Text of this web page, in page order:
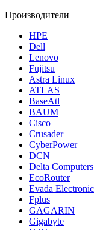
Производители
HPE
Dell
Lenovo
Fujitsu
Astra Linux
ATLAS
BaseAtl
BAUM
Cisco
Crusader
CyberPower
DCN
Delta Computers
EcoRouter
Evada
Fplus
GAGARIN
Gigabyte